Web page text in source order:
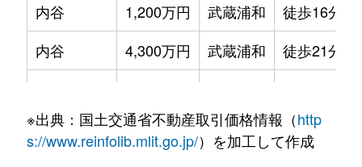
内谷
1,200万円 武蔵浦和 徒歩16分
内谷
4,300万円 武蔵浦和 徒歩21分
内谷
2,200万円 武蔵浦和 徒歩26分
※出典：国土交通省不動産取引価格情報（http
s://www.reinfolib.mlit.go.jp/）を加工して作成